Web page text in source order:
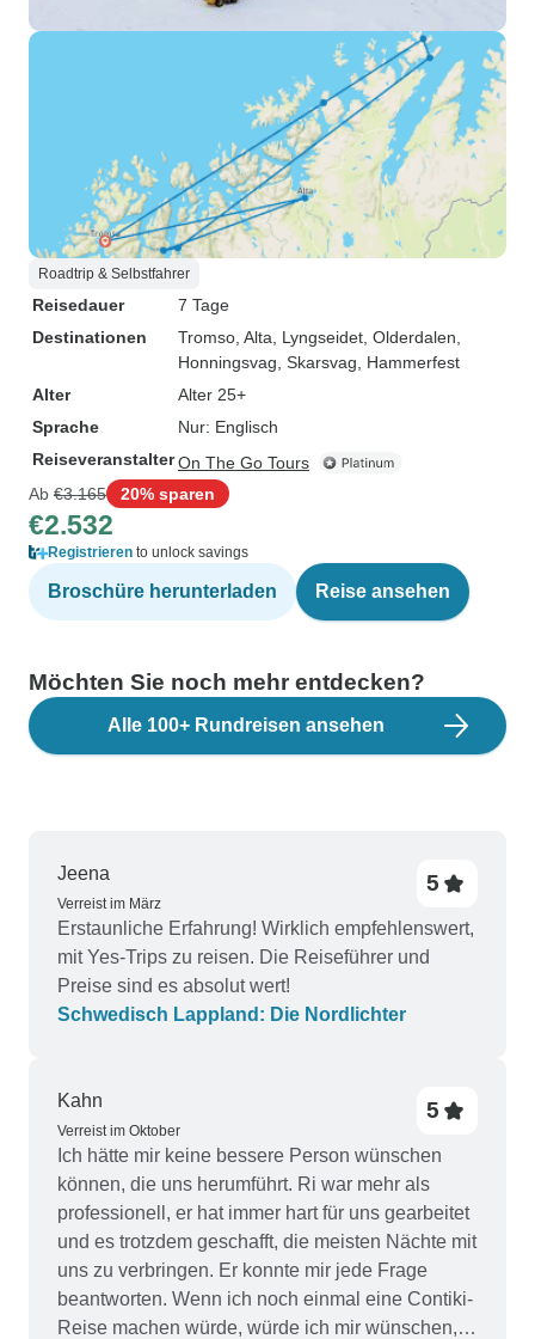
Roadtrip & Selbstfahrer
Reisedauer
7 Tage
Destinationen
Tromso , Alta , Lyngseidet , Olderdalen
Honningsvag , Skarsvag , Hammerfest
Alter
Alter 25+
Sprache
Nur: Englisch
ReiseveranstalterOn The Go Tours
Ab €3.165 20% sparen
€2.532
Registrieren to unlock savings
Broschüre herunterladen Reise ansehen
Möchten Sie noch mehr entdecken?
Alle 100+ Rundreisen ansehen
Jeena
Verreist im März
5
Erstaunliche Erfahrung! Wirklich empfehlenswert,
mit Yes-Trips zu reisen. Die Reiseführer und
Preise sind es absolut wert!
Schwedisch Lappland: Die Nordlichter
Kahn
Verreist im Oktober
5
Ich hätte mir keine bessere Person wünschen
können, die uns herumführt. Ri war mehr als
professionell, er hat immer hart für uns gearbeitet
und es trotzdem geschafft, die meisten Nächte mit
uns zu verbringen. Er konnte mir jede Frage
beantworten. Wenn ich noch einmal eine Contiki-
Reise machen würde, würde ich mir wünschen,